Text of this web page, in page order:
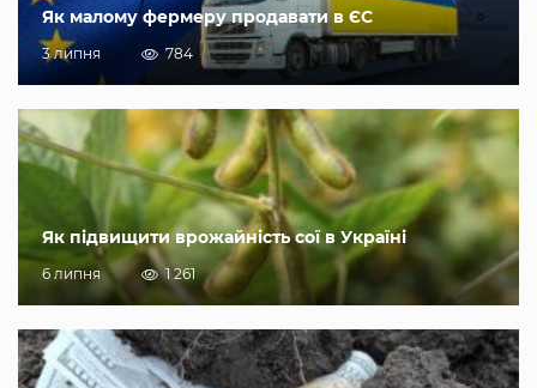
Як малому фермеру продавати в ЄС
3 липня 784
Як підвищити врожайність сої в Україні
6 липня 1 261